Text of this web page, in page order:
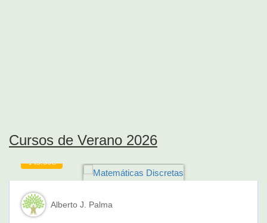
Cursos de Verano 2026
145.00€
Alberto J. Palma